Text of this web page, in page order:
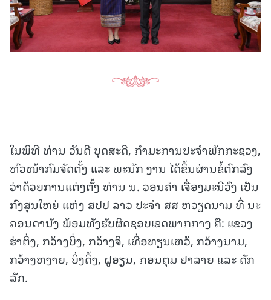
ໃນພິທີ ທ່ານ ວັນດີ ບຸດສະດີ, ກໍາມະການປະຈໍາພັກກະຊວງ,
ຫົວໜ້າກົມຈັດຕັ້ງ ແລະ ພະນັກ ງານ ໄດ້ຂຶ້ນຜ່ານຂໍ້ຕົກລົງ
ວ່າດ້ວຍການແຕ່ງຕັ້ງ ທ່ານ ນ. ວອນຄຳ ເຈື່ອງມະນີວົງ ເປັນ
ກົງສຸນໃຫຍ່ ແຫ່ງ ສປປ ລາວ ປະຈໍາ ສສ ຫວຽດນາມ ທີ່ ນະ
ຄອນດານັງ ພ້ອມທັງຮັບຜິດຊອບເຂດພາກກາງ ຄື: ແຂວງ
ຮ່າຕິ່ງ, ກວ້າງບິ່ງ, ກວ້າງຈິ, ເທື່ອທຽນເຫວ້, ກວ້າງນາມ,
ກວ້າງຫງາຍ, ບິ່ງດິ້ງ, ຝູອຽນ, ກອນຕຸມ ຢາລາຍ ແລະ ດັກ
ລັກ.